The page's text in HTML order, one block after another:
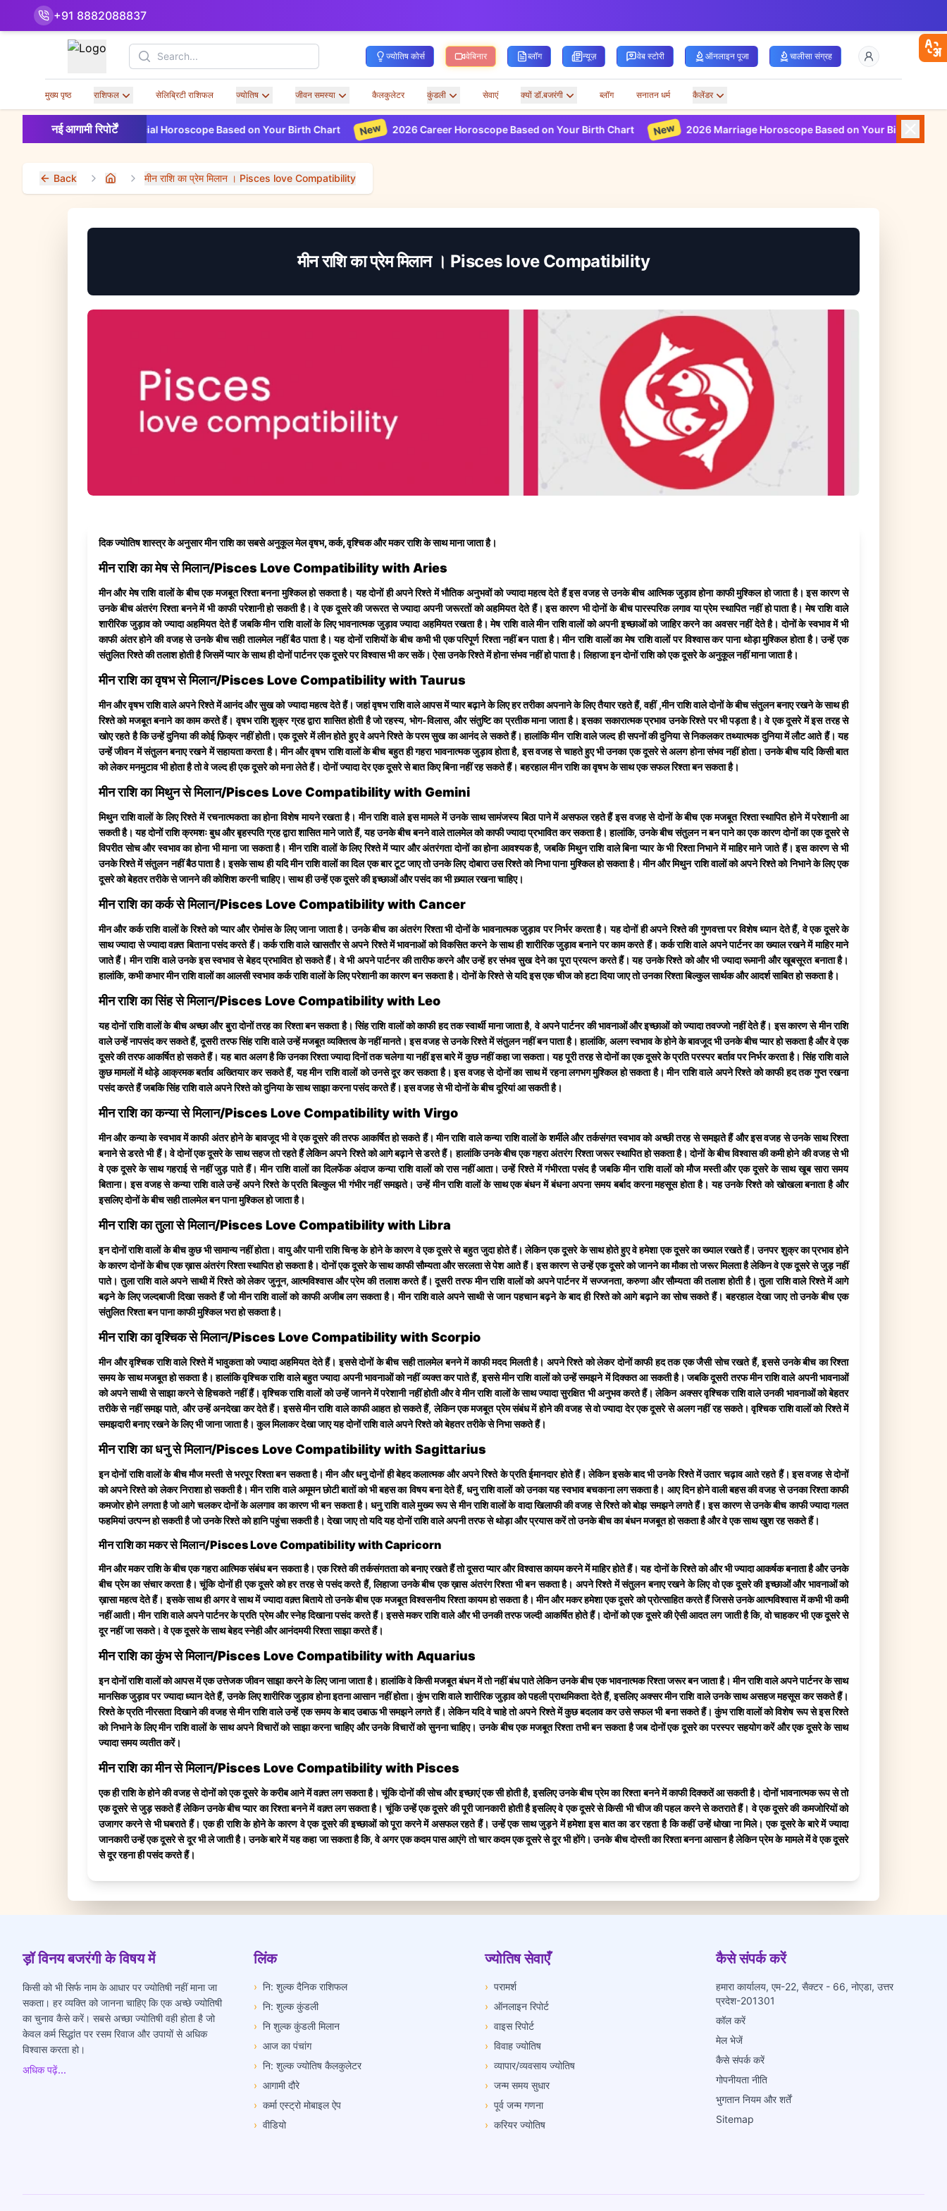
+91 8882088837
Search ज्योतिष कोर्स वेबिनार ब्लॉग न्यूज़ वेब स्टोरी ऑनलाइन पूजा चालीसा संग्रह
मुख्य पृष्ठ राशिफल सेलिब्रिटी राशिफल ज्योतिष जीवन समस्या कैलकुलेटर कुंडली सेवाएं क्यों डॉ.बजरंगी ब्लॉग सनातन धर्म कैलेंडर
नई आगामी रिपोर्टें
2026 Financial Horoscope Based on Your Birth Chart New 2026 Career Horoscope Based on Your Birth Chart New 2026 Marriage Horoscope Based on Your Birth Chart
Back Home मीन राशि का प्रेम मिलान । Pisces love Compatibility
मीन राशि का प्रेम मिलान । Pisces love Compatibility
दिक ज्योतिष शास्त्र के अनुसार मीन राशि का सबसे अनुकूल मेल वृषभ, कर्क, वृश्चिक और मकर राशि के साथ माना जाता है।
मीन राशि का मेष से मिलान/Pisces Love Compatibility with Aries
मीन और मेष राशि वालों के बीच एक मजबूत रिश्ता बनना मुश्किल हो सकता है। यह दोनों ही अपने रिश्ते में भौतिक अनुभवों को ज्यादा महत्व देते हैं इस वजह से उनके बीच आत्मिक जुड़ाव होना काफी मुश्किल हो जाता है। इस कारण से
उनके बीच अंतरंग रिश्ता बनने में भी काफी परेशानी हो सकती है। वे एक दूसरे की जरूरत से ज्यादा अपनी जरूरतों को अहमियत देते हैं। इस कारण भी दोनों के बीच पारस्परिक लगाव या प्रेम स्थापित नहीं हो पाता है। मेष राशि वाले
शारीरिक जुड़ाव को ज्यादा अहमियत देते हैं जबकि मीन राशि वालों के लिए भावनात्मक जुड़ाव ज्यादा अहमियत रखता है। मेष राशि वाले मीन राशि वालों को अपनी इच्छाओं को जाहिर करने का अवसर नहीं देते है। दोनों के स्वभाव में भी
काफी अंतर होने की वजह से उनके बीच सही तालमेल नहीं बैठ पाता है। यह दोनों राशियों के बीच कभी भी एक परिपूर्ण रिश्ता नहीं बन पाता है। मीन राशि वालों का मेष राशि वालों पर विश्वास कर पाना थोड़ा मुश्किल होता है। उन्हें एक
संतुलित रिश्ते की तलाश होती है जिसमें प्यार के साथ ही दोनों पार्टनर एक दूसरे पर विश्वास भी कर सकें। ऐसा उनके रिश्ते में होना संभव नहीं हो पाता है। लिहाजा इन दोनों राशि को एक दूसरे के अनुकूल नहीं माना जाता है।
मीन राशि का वृषभ से मिलान/Pisces Love Compatibility with Taurus
मीन और वृषभ राशि वाले अपने रिश्ते में आनंद और सुख को ज्यादा महत्व देते हैं। जहां वृषभ राशि वाले आपस में प्यार बढ़ाने के लिए हर तरीका अपनाने के लिए तैयार रहते हैं, वहीं ,मीन राशि वाले दोनों के बीच संतुलन बनाए रखने के साथ ही
रिश्ते को मजबूत बनाने का काम करते हैं। वृषभ राशि शुक्र ग्रह द्वारा शासित होती है जो रहस्य, भोग-विलास, और संतुष्टि का प्रतीक माना जाता है। इसका सकारात्मक प्रभाव उनके रिश्ते पर भी पड़ता है। वे एक दूसरे में इस तरह से
खोए रहते है कि उन्हें दुनिया की कोई फ़िक्र नहीं होती। एक दूसरे में लीन होते हुए वे अपने रिश्ते के परम सुख का आनंद ले सकते हैं। हालांकि मीन राशि वाले जल्द ही सपनों की दुनिया से निकलकर तथ्यात्मक दुनिया में लौट आते हैं। यह
उन्हें जीवन में संतुलन बनाए रखने में सहायता करता है। मीन और वृषभ राशि वालों के बीच बहुत ही गहरा भावनात्मक जुड़ाव होता है, इस वजह से चाहते हुए भी उनका एक दूसरे से अलग होना संभव नहीं होता। उनके बीच यदि किसी बात
को लेकर मनमुटाव भी होता है तो वे जल्द ही एक दूसरे को मना लेते हैं। दोनों ज्यादा देर एक दूसरे से बात किए बिना नहीं रह सकते हैं। बहरहाल मीन राशि का वृषभ के साथ एक सफल रिश्ता बन सकता है।
मीन राशि का मिथुन से मिलान/Pisces Love Compatibility with Gemini
मिथुन राशि वालों के लिए रिश्ते में रचनात्मकता का होना विशेष मायने रखता है। मीन राशि वाले इस मामले में उनके साथ सामंजस्य बिठा पाने में असफल रहते हैं इस वजह से दोनों के बीच एक मजबूत रिश्ता स्थापित होने में परेशानी आ
सकती है। यह दोनों राशि क्रमशः बुध और बृहस्पति ग्रह द्वारा शासित माने जाते हैं, यह उनके बीच बनने वाले तालमेल को काफी ज्यादा प्रभावित कर सकता है। हालांकि, उनके बीच संतुलन न बन पाने का एक कारण दोनों का एक दूसरे से
विपरीत सोच और स्वभाव का होना भी माना जा सकता है। मीन राशि वालों के लिए रिश्ते में प्यार और अंतरंगता दोनों का होना आवश्यक है, जबकि मिथुन राशि वाले बिना प्यार के भी रिश्ता निभाने में माहिर माने जाते हैं। इस कारण से भी
उनके रिश्ते में संतुलन नहीं बैठ पाता है। इसके साथ ही यदि मीन राशि वालों का दिल एक बार टूट जाए तो उनके लिए दोबारा उस रिश्ते को निभा पाना मुश्किल हो सकता है। मीन और मिथुन राशि वालों को अपने रिश्ते को निभाने के लिए एक
दूसरे को बेहतर तरीके से जानने की कोशिश करनी चाहिए। साथ ही उन्हें एक दूसरे की इच्छाओं और पसंद का भी ख़्याल रखना चाहिए।
मीन राशि का कर्क से मिलान/Pisces Love Compatibility with Cancer
मीन और कर्क राशि वालों के रिश्ते को प्यार और रोमांस के लिए जाना जाता है। उनके बीच का अंतरंग रिश्ता भी दोनों के भावनात्मक जुड़ाव पर निर्भर करता है। यह दोनों ही अपने रिश्ते की गुणवत्ता पर विशेष ध्यान देते हैं, वे एक दूसरे के
साथ ज्यादा से ज्यादा वक़्त बिताना पसंद करते हैं। कर्क राशि वाले खासतौर से अपने रिश्ते में भावनाओं को विकसित करने के साथ ही शारीरिक जुड़ाव बनाने पर काम करते हैं। कर्क राशि वाले अपने पार्टनर का ख्याल रखने में माहिर माने
जाते हैं। मीन राशि वाले उनके इस स्वभाव से बेहद प्रभावित हो सकते हैं। वे भी अपने पार्टनर की तारीफ करने और उन्हें हर संभव सुख देने का पूरा प्रयत्न करते हैं। यह उनके रिश्ते को और भी ज्यादा रूमानी और खूबसूरत बनाता है।
हालांकि, कभी कभार मीन राशि वालों का आलसी स्वभाव कर्क राशि वालों के लिए परेशानी का कारण बन सकता है। दोनों के रिश्ते से यदि इस एक चीज को हटा दिया जाए तो उनका रिश्ता बिल्कुल सार्थक और आदर्श साबित हो सकता है।
मीन राशि का सिंह से मिलान/Pisces Love Compatibility with Leo
यह दोनों राशि वालों के बीच अच्छा और बुरा दोनों तरह का रिश्ता बन सकता है। सिंह राशि वालों को काफी हद तक स्वार्थी माना जाता है, वे अपने पार्टनर की भावनाओं और इच्छाओं को ज्यादा तवज्जो नहीं देते हैं। इस कारण से मीन राशि
वाले उन्हें नापसंद कर सकते हैं, दूसरी तरफ सिंह राशि वाले उन्हें मजबूत व्यक्तित्व के नहीं मानते। इस वजह से उनके रिश्ते में संतुलन नहीं बन पाता है। हालांकि, अलग स्वभाव के होने के बावजूद भी उनके बीच प्यार हो सकता है और वे एक
दूसरे की तरफ आकर्षित हो सकते हैं। यह बात अलग है कि उनका रिश्ता ज्यादा दिनों तक चलेगा या नहीं इस बारे में कुछ नहीं कहा जा सकता। यह पूरी तरह से दोनों का एक दूसरे के प्रति परस्पर बर्ताव पर निर्भर करता है। सिंह राशि वाले
कुछ मामलों में थोड़े आक्रमक बर्ताव अख्तियार कर सकते हैं, यह मीन राशि वालों को उनसे दूर कर सकता है। इस वजह से दोनों का साथ में रहना लगभग मुश्किल हो सकता है। मीन राशि वाले अपने रिश्ते को काफी हद तक गुप्त रखना
पसंद करते हैं जबकि सिंह राशि वाले अपने रिश्ते को दुनिया के साथ साझा करना पसंद करते हैं। इस वजह से भी दोनों के बीच दूरियां आ सकती है।
मीन राशि का कन्या से मिलान/Pisces Love Compatibility with Virgo
मीन और कन्या के स्वभाव में काफी अंतर होने के बावजूद भी वे एक दूसरे की तरफ आकर्षित हो सकते हैं। मीन राशि वाले कन्या राशि वालों के शर्मीले और तर्कसंगत स्वभाव को अच्छी तरह से समझते हैं और इस वजह से उनके साथ रिश्ता
बनाने से डरते भी हैं। वे दोनों एक दूसरे के साथ सहज तो रहते हैं लेकिन अपने रिश्ते को आगे बढ़ाने से डरते हैं। हालांकि उनके बीच एक गहरा अंतरंग रिश्ता जरूर स्थापित हो सकता है। दोनों के बीच विश्वास की कमी होने की वजह से भी
वे एक दूसरे के साथ गहराई से नहीं जुड़ पाते हैं। मीन राशि वालों का दिलफेंक अंदाज कन्या राशि वालों को रास नहीं आता। उन्हें रिश्ते में गंभीरता पसंद है जबकि मीन राशि वालों को मौज मस्ती और एक दूसरे के साथ खूब सारा समय
बिताना। इस वजह से कन्या राशि वाले उन्हें अपने रिश्ते के प्रति बिल्कुल भी गंभीर नहीं समझते। उन्हें मीन राशि वालों के साथ एक बंधन में बंधना अपना समय बर्बाद करना महसूस होता है। यह उनके रिश्ते को खोखला बनाता है और
इसलिए दोनों के बीच सही तालमेल बन पाना मुश्किल हो जाता है।
मीन राशि का तुला से मिलान/Pisces Love Compatibility with Libra
इन दोनों राशि वालों के बीच कुछ भी सामान्य नहीं होता। वायु और पानी राशि चिन्ह के होने के कारण वे एक दूसरे से बहुत जुदा होते हैं। लेकिन एक दूसरे के साथ होते हुए वे हमेशा एक दूसरे का ख्याल रखते हैं। उनपर शुक्र का प्रभाव होने
के कारण दोनों के बीच एक ख़ास अंतरंग रिश्ता स्थापित हो सकता है। दोनों एक दूसरे के साथ काफी सौम्यता और सरलता से पेश आते हैं। इस कारण से उन्हें एक दूसरे को जानने का मौका तो जरूर मिलता है लेकिन वे एक दूसरे से जुड़ नहीं
पाते। तुला राशि वाले अपने साथी में रिश्ते को लेकर जुनून, आत्मविश्वास और प्रेम की तलाश करते हैं। दूसरी तरफ मीन राशि वालों को अपने पार्टनर में सज्जनता, करुणा और सौम्यता की तलाश होती है। तुला राशि वाले रिश्ते में आगे
बढ़ने के लिए जल्दबाजी दिखा सकते हैं जो मीन राशि वालों को काफी अजीब लग सकता है। मीन राशि वाले अपने साथी से जान पहचान बढ़ने के बाद ही रिश्ते को आगे बढ़ाने का सोच सकते हैं। बहरहाल देखा जाए तो उनके बीच एक
संतुलित रिश्ता बन पाना काफी मुश्किल भरा हो सकता है।
मीन राशि का वृश्चिक से मिलान/Pisces Love Compatibility with Scorpio
मीन और वृश्चिक राशि वाले रिश्ते में भावुकता को ज्यादा अहमियत देते हैं। इससे दोनों के बीच सही तालमेल बनने में काफी मदद मिलती है। अपने रिश्ते को लेकर दोनों काफी हद तक एक जैसी सोच रखते हैं, इससे उनके बीच का रिश्ता
समय के साथ मजबूत हो सकता है। हालांकि वृश्चिक राशि वाले बहुत ज्यादा अपनी भावनाओं को नहीं व्यक्त कर पाते हैं, इससे मीन राशि वालों को उन्हें समझने में दिक्कत आ सकती है। जबकि दूसरी तरफ मीन राशि वाले अपनी भावनाओं
को अपने साथी से साझा करने से हिचकते नहीं हैं। वृश्चिक राशि वालों को उन्हें जानने में परेशानी नहीं होती और वे मीन राशि वालों के साथ ज्यादा सुरक्षित भी अनुभव करते हैं। लेकिन अक्सर वृश्चिक राशि वाले उनकी भावनाओं को बेहतर
तरीके से नहीं समझ पाते, और उन्हें अनदेखा कर देते हैं। इससे मीन राशि वाले काफी आहत हो सकते हैं, लेकिन एक मजबूत प्रेम संबंध में होने की वजह से वो ज्यादा देर एक दूसरे से अलग नहीं रह सकते। वृश्चिक राशि वालों को रिश्ते में
समझदारी बनाए रखने के लिए भी जाना जाता है। कुल मिलाकर देखा जाए यह दोनों राशि वाले अपने रिश्ते को बेहतर तरीके से निभा सकते हैं।
मीन राशि का धनु से मिलान/Pisces Love Compatibility with Sagittarius
इन दोनों राशि वालों के बीच मौज मस्ती से भरपूर रिश्ता बन सकता है। मीन और धनु दोनों ही बेहद कलात्मक और अपने रिश्ते के प्रति ईमानदार होते हैं। लेकिन इसके बाद भी उनके रिश्ते में उतार चढ़ाव आते रहते हैं। इस वजह से दोनों
को अपने रिश्ते को लेकर निराशा हो सकती है। मीन राशि वाले अमूमन छोटी बातों को भी बहस का विषय बना देते हैं, धनु राशि वालों को उनका यह स्वभाव बचकाना लग सकता है। आए दिन होने वाली बहस की वजह से उनका रिश्ता काफी
कमजोर होने लगता है जो आगे चलकर दोनों के अलगाव का कारण भी बन सकता है। धनु राशि वाले मुख्य रूप से मीन राशि वालों के वादा खिलाफी की वजह से रिश्ते को बोझ समझने लगते हैं। इस कारण से उनके बीच काफी ज्यादा गलत
फहमियां उत्पन्न हो सकती है जो उनके रिश्ते को हानि पहुंचा सकती है। देखा जाए तो यदि यह दोनों राशि वाले अपनी तरफ से थोड़ा और प्रयास करें तो उनके बीच का बंधन मजबूत हो सकता है और वे एक साथ खुश रह सकते हैं।
मीन राशि का मकर से मिलान/Pisces Love Compatibility with Capricorn
मीन और मकर राशि के बीच एक गहरा आत्मिक संबंध बन सकता है। एक रिश्ते की तर्कसंगतता को बनाए रखते हैं तो दूसरा प्यार और विश्वास कायम करने में माहिर होते हैं। यह दोनों के रिश्ते को और भी ज्यादा आकर्षक बनाता है और उनके
बीच प्रेम का संचार करता है। चूंकि दोनों ही एक दूसरे को हर तरह से पसंद करते हैं, लिहाजा उनके बीच एक ख़ास अंतरंग रिश्ता भी बन सकता है। अपने रिश्ते में संतुलन बनाए रखने के लिए वो एक दूसरे की इच्छाओं और भावनाओं को
ख़ासा महत्व देते हैं। इसके साथ ही अगर वे साथ में ज्यादा वक़्त बिताये तो उनके बीच एक मजबूत विश्वसनीय रिश्ता कायम हो सकता है। मीन और मकर हमेशा एक दूसरे को प्रोत्साहित करते हैं जिससे उनके आत्मविश्वास में कभी भी कमी
नहीं आती। मीन राशि वाले अपने पार्टनर के प्रति प्रेम और स्नेह दिखाना पसंद करते हैं। इससे मकर राशि वाले और भी उनकी तरफ जल्दी आकर्षित होते हैं। दोनों को एक दूसरे की ऐसी आदत लग जाती है कि, वो चाहकर भी एक दूसरे से
दूर नहीं जा सकते। वे एक दूसरे के साथ बेहद स्नेही और आनंदमयी रिश्ता साझा करते हैं।
मीन राशि का कुंभ से मिलान/Pisces Love Compatibility with Aquarius
इन दोनों राशि वालों को आपस में एक उत्तेजक जीवन साझा करने के लिए जाना जाता है। हालांकि वे किसी मजबूत बंधन में तो नहीं बंध पाते लेकिन उनके बीच एक भावनात्मक रिश्ता जरूर बन जाता है। मीन राशि वाले अपने पार्टनर के साथ
मानसिक जुड़ाव पर ज्यादा ध्यान देते हैं, उनके लिए शारीरिक जुड़ाव होना इतना आसान नहीं होता। कुंभ राशि वाले शारीरिक जुड़ाव को पहली प्राथमिकता देते हैं, इसलिए अक्सर मीन राशि वाले उनके साथ असहज महसूस कर सकते हैं।
रिश्ते के प्रति नीरसता दिखाने की वजह से मीन राशि वाले उन्हें एक समय के बाद उबाऊ भी समझने लगते हैं। लेकिन यदि वे चाहे तो अपने रिश्ते में कुछ बदलाव कर उसे सफल भी बना सकते हैं। कुंभ राशि वालों को विशेष रूप से इस रिश्ते
को निभाने के लिए मीन राशि वालों के साथ अपने विचारों को साझा करना चाहिए और उनके विचारों को सुनना चाहिए। उनके बीच एक मजबूत रिश्ता तभी बन सकता है जब दोनों एक दूसरे का परस्पर सहयोग करें और एक दूसरे के साथ
ज्यादा समय व्यतीत करें।
मीन राशि का मीन से मिलान/Pisces Love Compatibility with Pisces
एक ही राशि के होने की वजह से दोनों को एक दूसरे के करीब आने में वक़्त लग सकता है। चूंकि दोनों की सोच और इच्छाएं एक सी होती है, इसलिए उनके बीच प्रेम का रिश्ता बनने में काफी दिक्कतें आ सकती है। दोनों भावनात्मक रूप से तो
एक दूसरे से जुड़ सकते हैं लेकिन उनके बीच प्यार का रिश्ता बनने में वक़्त लग सकता है। चूंकि उन्हें एक दूसरे की पूरी जानकारी होती है इसलिए वे एक दूसरे से किसी भी चीज की पहल करने से कतराते हैं। वे एक दूसरे की कमजोरियों को
उजागर करने से भी घबराते हैं। एक ही राशि के होने के कारण वे एक दूसरे की इच्छाओं को पूरा करने में असफल रहते हैं। उन्हें एक साथ जुड़ने में हमेशा इस बात का डर रहता है कि कहीं उन्हें धोखा ना मिले। एक दूसरे के बारे में ज्यादा
जानकारी उन्हें एक दूसरे से दूर भी ले जाती है। उनके बारे में यह कहा जा सकता है कि, वे अगर एक कदम पास आएंगे तो चार कदम एक दूसरे से दूर भी होंगे। उनके बीच दोस्ती का रिश्ता बनना आसान है लेकिन प्रेम के मामले में वे एक दूसरे
से दूर रहना ही पसंद करते हैं।
ड़ॉ विनय बजरंगी के विषय में
किसी को भी सिर्फ नाम के आधार पर ज्योतिषी नहीं माना जा
सकता। हर व्यक्ति को जानना चाहिए कि एक अच्छे ज्योतिषी
का चुनाव कैसे करें। सबसे अच्छा ज्योतिषी वही होता है जो
केवल कर्म सिद्धांत पर रसम रिवाज और उपायों से अधिक
विश्वास करता हो।
अधिक पढ़ें...
लिंक
› नि: शुल्क दैनिक राशिफल
› नि: शुल्क कुंडली
› नि शुल्क कुंडली मिलान
› आज का पंचांग
› नि: शुल्क ज्योतिष कैलकुलेटर
› आगामी दौरे
› कर्मा एस्ट्रो मोबाइल ऐप
› वीडियो
ज्योतिष सेवाएँ
› परामर्श
› ऑनलाइन रिपोर्ट
› वाइस रिपोर्ट
› विवाह ज्योतिष
› व्यापार/व्यवसाय ज्योतिष
› जन्म समय सुधार
› पूर्व जन्म गणना
› करियर ज्योतिष
कैसे संपर्क करें
हमारा कार्यालय, एम-22, सैक्टर - 66, नोएडा, उत्तर
प्रदेश-201301
कॉल करें
मेल भेजें
कैसे संपर्क करें
गोपनीयता नीति
भुगतान नियम और शर्तें
Sitemap